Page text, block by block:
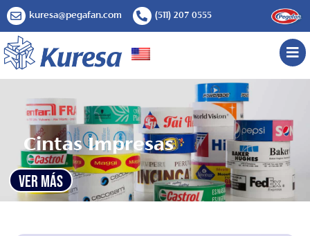
kuresa@pegafan.com (511) 207 0555
Cintas Impresas
VER MÁS